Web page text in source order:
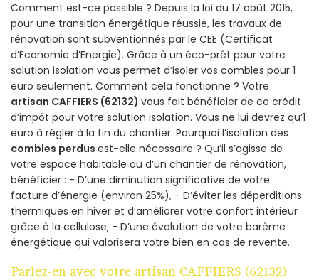
Comment est-ce possible ? Depuis la loi du 17 août 2015,
pour une transition énergétique réussie, les travaux de
rénovation sont subventionnés par le CEE (Certificat
d’Economie d’Energie). Grâce à un éco-prêt pour votre
solution isolation vous permet d’isoler vos combles pour 1
euro seulement. Comment cela fonctionne ? Votre
artisan CAFFIERS (62132) vous fait bénéficier de ce crédit
d’impôt pour votre solution isolation. Vous ne lui devrez qu’1
euro à régler à la fin du chantier. Pourquoi l’isolation des
combles perdus est-elle nécessaire ? Qu’il s’agisse de
votre espace habitable ou d’un chantier de rénovation,
bénéficier : - D’une diminution significative de votre
facture d’énergie (environ 25%), - D’éviter les déperditions
thermiques en hiver et d’améliorer votre confort intérieur
grâce à la cellulose, - D’une évolution de votre barème
énergétique qui valorisera votre bien en cas de revente.
Parlez-en avec votre artisan CAFFIERS (62132)